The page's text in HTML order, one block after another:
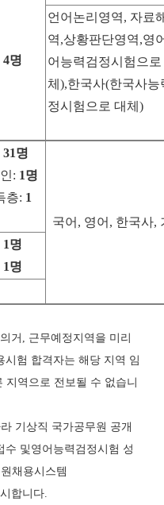
4명
언어논리영역, 자료
역,상황판단영역,영
어능력검정시험으로
체),한국사(한국사능
정시험으로 대체)
31명
: 1명
층: 1
국어, 영어, 한국사,
1명
1명
거 , 근무예정지역을 미리
시험 합격자는 해당 지역 임
지역으로 전보될 수 없습니
기상직 국가공무원 공개
수 및 영어능력검정시험 성
채용시스템
합니다.